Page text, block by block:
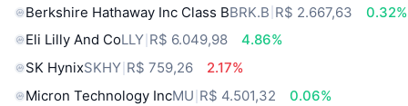
Berkshire Hathaway Inc Class BBRK.B R$ 2.667,63
0.32%
Eli Lilly And CoLLY R$ 6.049,98
4.86%
SK HynixSKHY R$ 759,26
2.17%
Micron Technology IncMU R$ 4.501,32
0.06%